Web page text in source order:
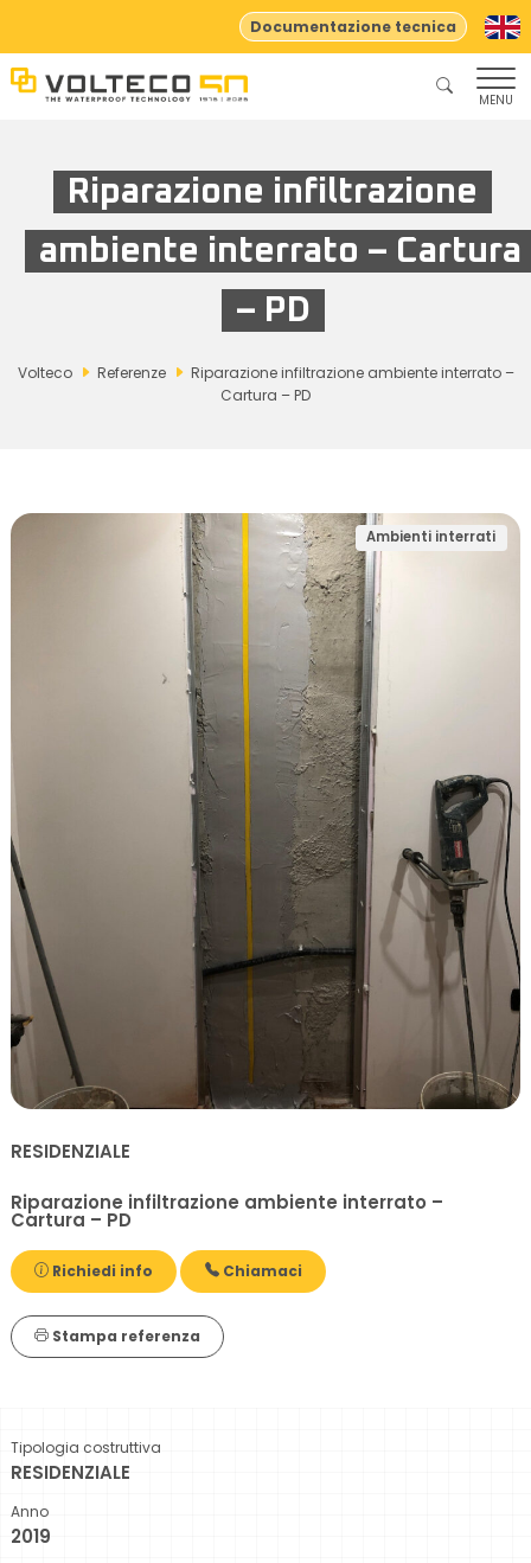
Documentazione tecnica
MENU
Riparazione infiltrazione
ambiente interrato – Cartura
– PD
Volteco Referenze
Riparazione infiltrazione ambiente interrato –
Cartura – PD
Ambienti interrati
RESIDENZIALE
Riparazione infiltrazione ambiente interrato –
Cartura – PD
Richiedi info Chiamaci
Stampa referenza
Tipologia costruttiva
RESIDENZIALE
Anno
2019